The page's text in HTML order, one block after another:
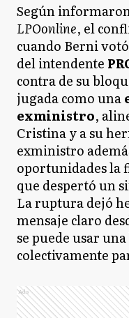
Según
LPOonline, el
cuando Berni
del intendente
contra de su
jugada como una
exministro,
Cristina y a su
exministro
oportunidades la
que despertó un
La ruptura dejó
mensaje claro
se puede usar
colectivamente
Ads